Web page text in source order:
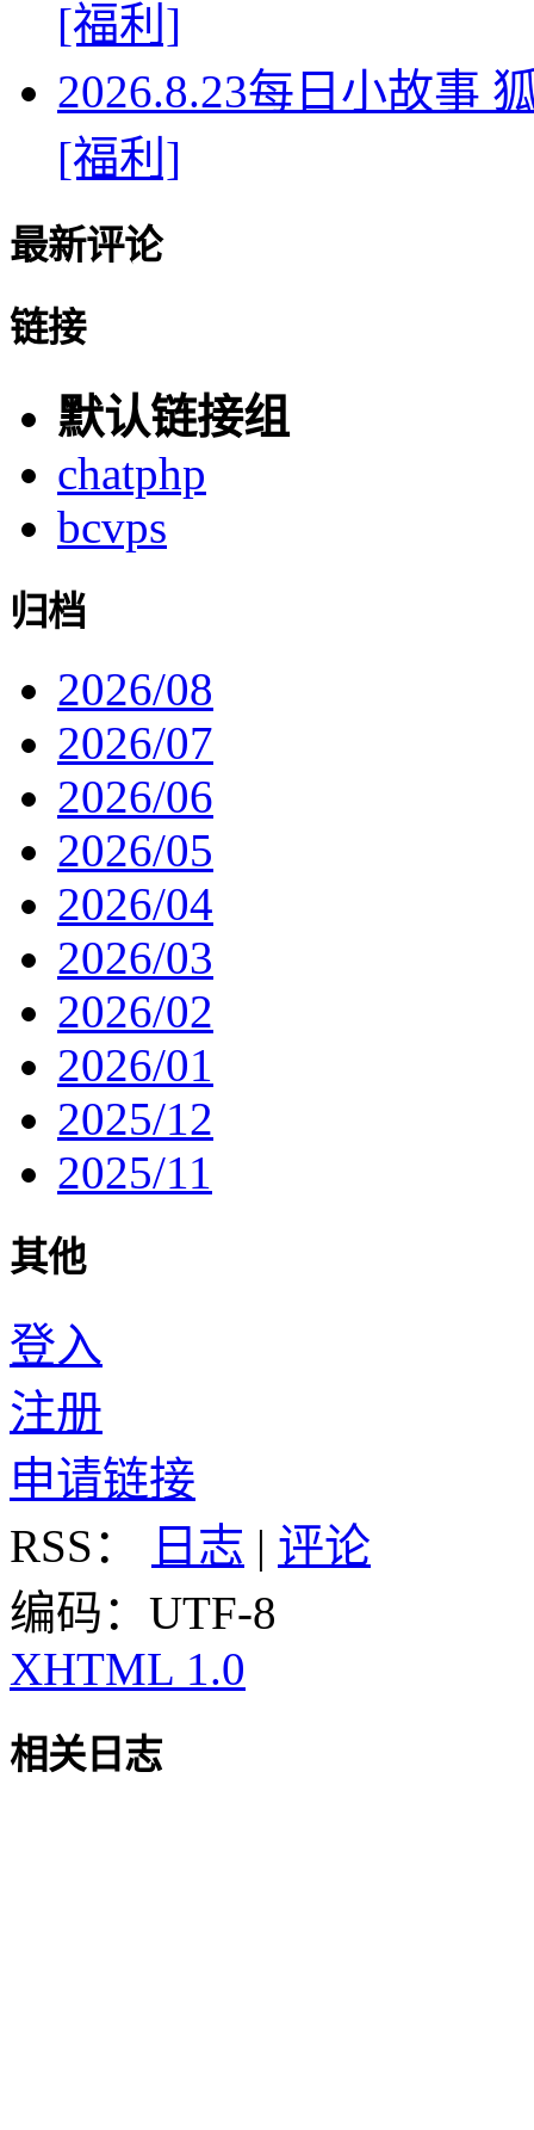
[福利]
2026.8.23每日小故事
[福利]
最新评论
链接
默认链接组
chatphp
bcvps
归档
2026/08
2026/07
2026/06
2026/05
2026/04
2026/03
2026/02
2026/01
2025/12
2025/11
其他
登入
注册
申请链接
RSS：
日志 | 评论
编码：UTF-8
XHTML 1.0
相关日志